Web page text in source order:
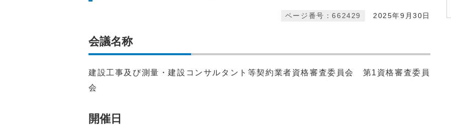
2025年9月30日
ページ番号：662429
会議名称
建設工事及び測量・建設コンサルタント等契約業者資格審査委員会 第1資格審査委員
会
開催日